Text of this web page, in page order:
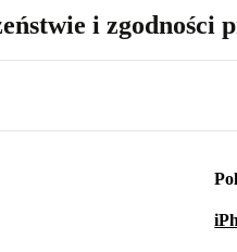
i zgodności